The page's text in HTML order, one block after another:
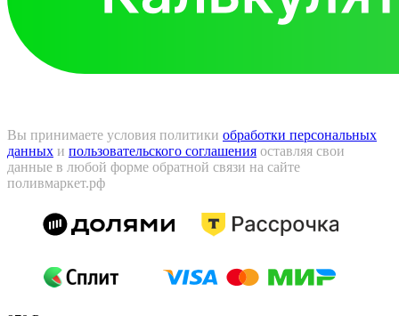
Вы принимаете условия политики обработки персональных
данных и пользовательского соглашения оставляя свои
данные в любой форме обратной связи на сайте
поливмаркет.рф